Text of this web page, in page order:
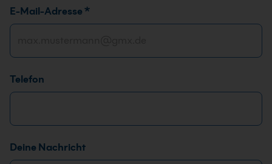
E-Mail-Adresse *
Telefon
N
a
Deine Nachricht